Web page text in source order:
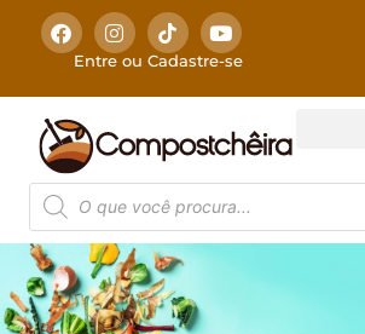
Entre ou Cadastre-se